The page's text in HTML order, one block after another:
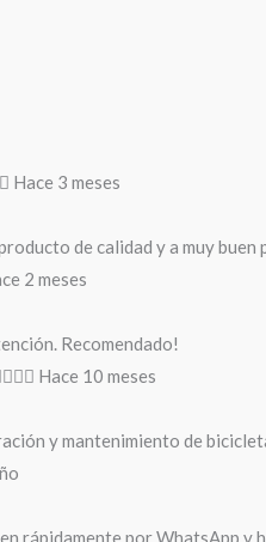
Hace 3 meses
de calidad y a muy buen
2 meses
Recomendado!
Hace 10 meses
y mantenimiento de
rápidamente por WhatsApp y